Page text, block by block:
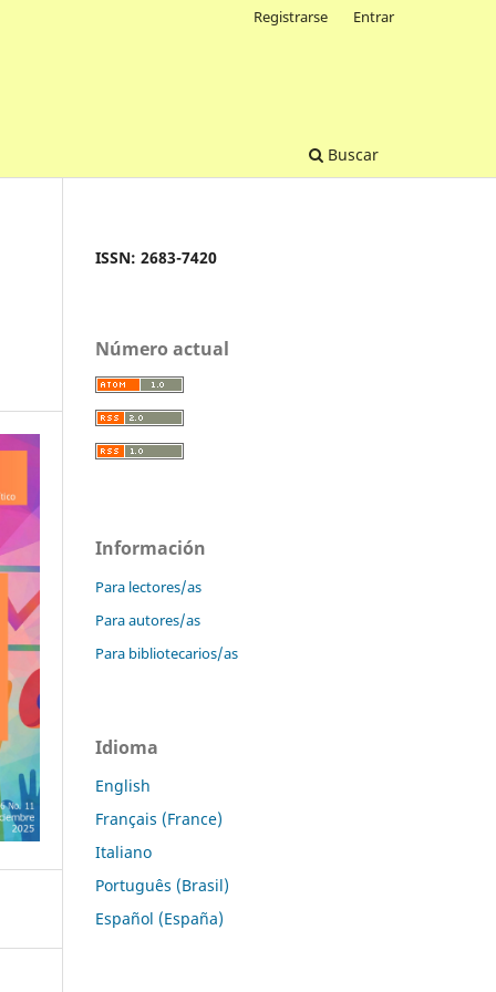
Buscar
Registrarse Entrar
ISSN: 2683-7420
Número actual
Información
Para lectores/as
Para autores/as
Para bibliotecarios/as
Idioma
English
Français (France)
Italiano
Português (Brasil)
Español (España)